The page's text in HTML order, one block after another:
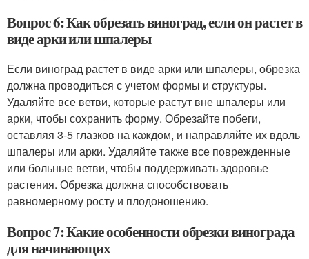
Вопрос 6: Как обрезать виноград, если он растет в
виде арки или шпалеры
Если виноград растет в виде арки или шпалеры, обрезка
должна проводиться с учетом формы и структуры.
Удаляйте все ветви, которые растут вне шпалеры или
арки, чтобы сохранить форму. Обрезайте побеги,
оставляя 3-5 глазков на каждом, и направляйте их вдоль
шпалеры или арки. Удаляйте также все поврежденные
или больные ветви, чтобы поддерживать здоровье
растения. Обрезка должна способствовать
равномерному росту и плодоношению.
Вопрос 7: Какие особенности обрезки винограда
для начинающих